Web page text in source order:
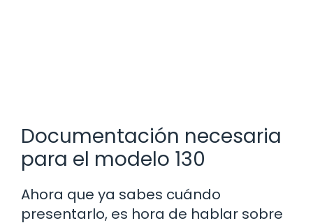
Documentación necesaria
para el modelo 130
Ahora que ya sabes cuándo
presentarlo, es hora de hablar sobre